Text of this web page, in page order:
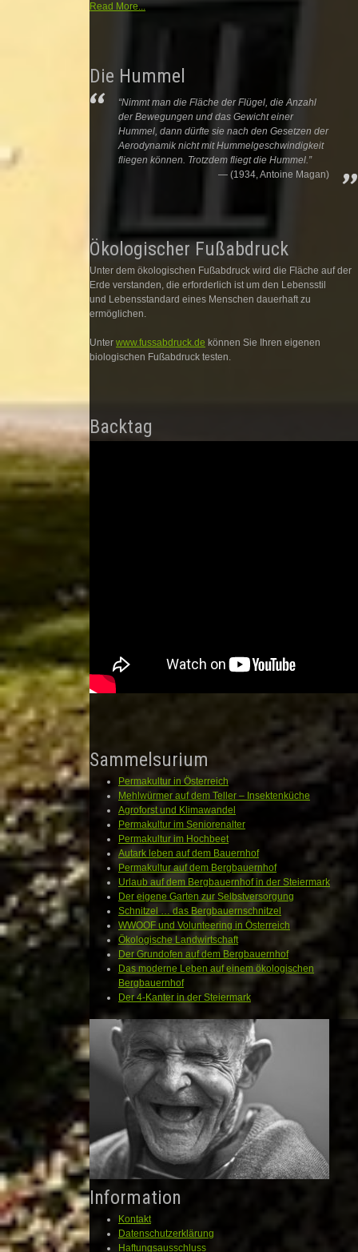
Read More...
Die Hummel
“Nimmt man die Fläche der Flügel, die Anzahl
der Bewegungen und das Gewicht einer
Hummel, dann dürfte sie nach den Gesetzen der
Aerodynamik nicht mit Hummelgeschwindigkeit
fliegen können. Trotzdem fliegt die Hummel.”
(1934, Antoine Magan)
Ökologischer Fußabdruck
Unter dem ökologischen Fußabdruck wird die Fläche auf der
Erde verstanden, die erforderlich ist um den Lebensstil
und Lebensstandard eines Menschen dauerhaft zu
ermöglichen.
Unter www.fussabdruck.de können Sie Ihren eigenen
biologischen Fußabdruck testen.
Backtag
Sammelsurium
Permakultur in Österreich
Mehlwürmer auf dem Teller – Insektenküche
Agroforst und Klimawandel
Permakultur im Seniorenalter
Permakultur im Hochbeet
Autark leben auf dem Bauernhof
Permakultur auf dem Bergbauernhof
Urlaub auf dem Bergbauernhof in der Steiermark
Der eigene Garten zur Selbstversorgung
Schnitzel … das Bergbauernschnitzel
WWOOF und Volunteering in Österreich
Ökologische Landwirtschaft
Der Grundofen auf dem Bergbauernhof
Das moderne Leben auf einem ökologischen
Bergbauernhof
Der 4-Kanter in der Steiermark
Information
Kontakt
Datenschutzerklärung
Haftungsausschluss